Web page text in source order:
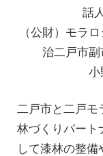
話
（公財）モラ
治二戸市副
小
二戸市と二戸
林づくりパート
して漆林の整